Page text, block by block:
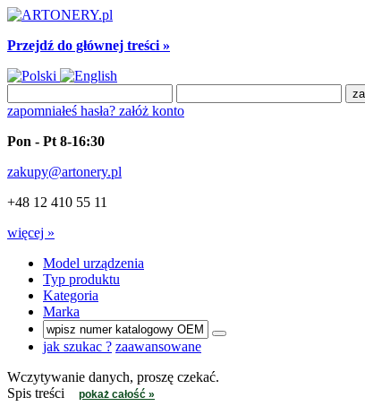
Przejdź do głównej treści »
zapomniałeś hasła? załóż konto
Pon - Pt 8-16:30
zakupy@artonery.pl
+48 12 410 55 11
więcej »
Model urządzenia
Typ produktu
Kategoria
Marka
jak szukac ? zaawansowane
Wczytywanie danych, proszę czekać.
Spis treści
pokaż całość »